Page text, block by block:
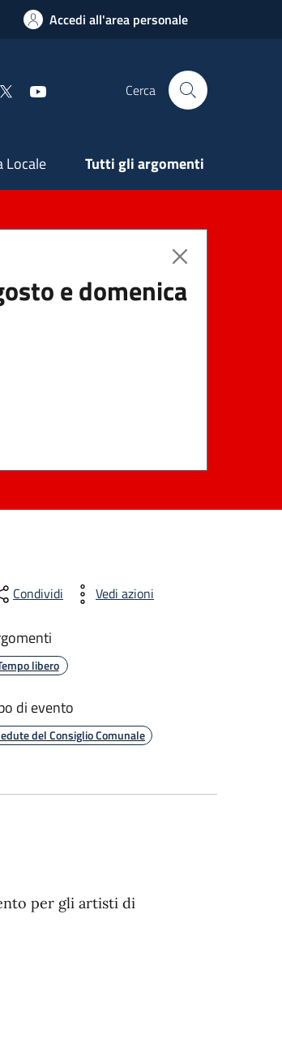
Accedi all'area personale
Cerca
Locale Tutti gli argomenti
e domenica
Condividi Vedi azioni
libero
di evento
del Consiglio Comunale
per gli artisti di